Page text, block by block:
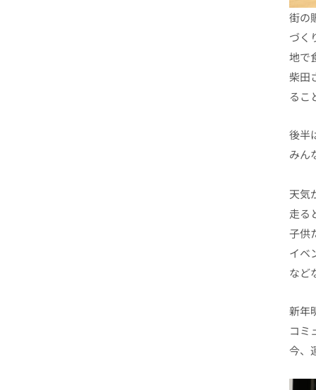
街の
づく
地で
柴田
るこ
後半
みん
天気
走る
子供
イベ
など
新年
コミ
今、